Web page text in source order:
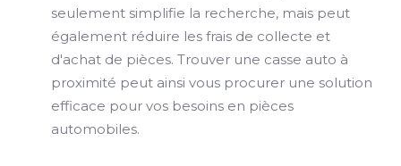
seulement simplifie la recherche, mais peut
également réduire les frais de collecte et
d'achat de pièces. Trouver une casse auto à
proximité peut ainsi vous procurer une solution
efficace pour vos besoins en pièces
automobiles.